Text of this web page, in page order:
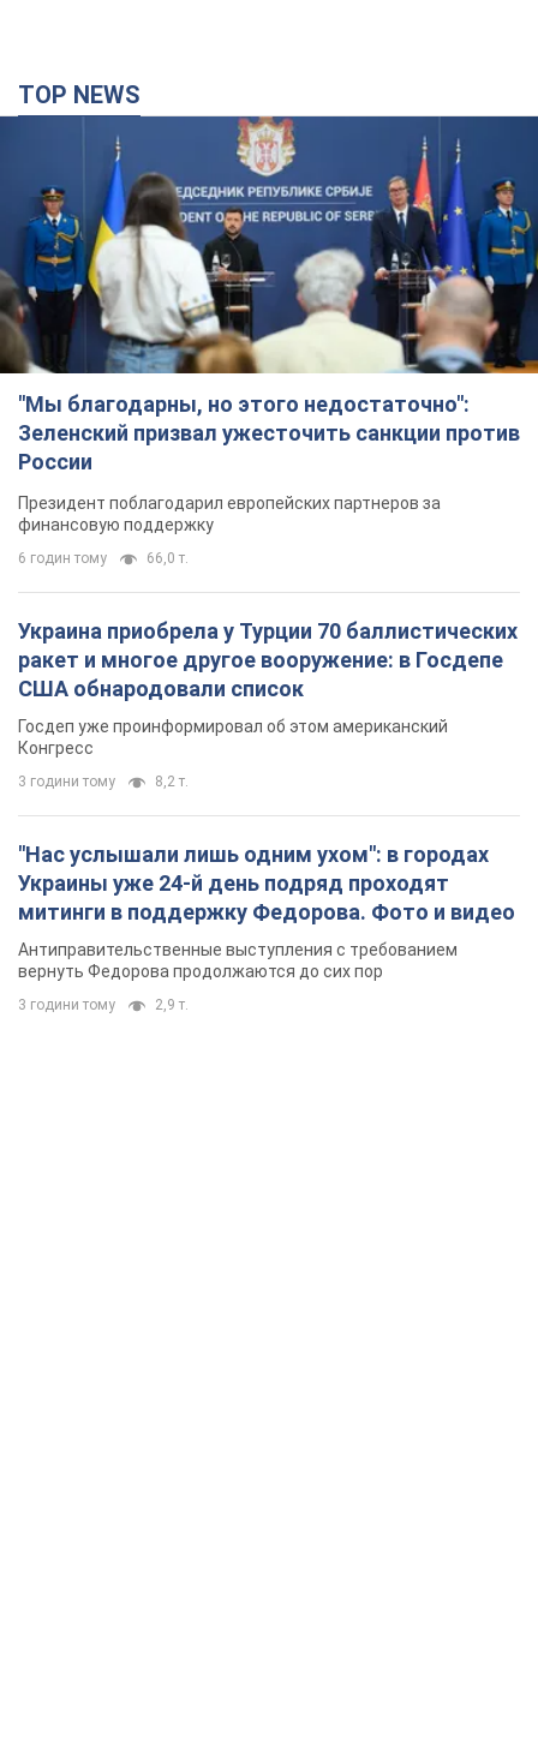
TOP NEWS
"Мы благодарны, но этого недостаточно":
Зеленский призвал ужесточить санкции против
России
Президент поблагодарил европейских партнеров за
финансовую поддержку
6 годин тому 66,0 т.
Украина приобрела у Турции 70 баллистических
ракет и многое другое вооружение: в Госдепе
США обнародовали список
Госдеп уже проинформировал об этом американский
Конгресс
3 години тому 8,2 т.
"Нас услышали лишь одним ухом": в городах
Украины уже 24-й день подряд проходят
митинги в поддержку Федорова. Фото и видео
Антиправительственные выступления с требованием
вернуть Федорова продолжаются до сих пор
3 години тому 2,9 т.